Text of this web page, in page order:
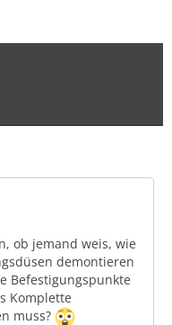
ob jemand weis, wie
demontieren
Befestigungspunkte
Komplette
muss?